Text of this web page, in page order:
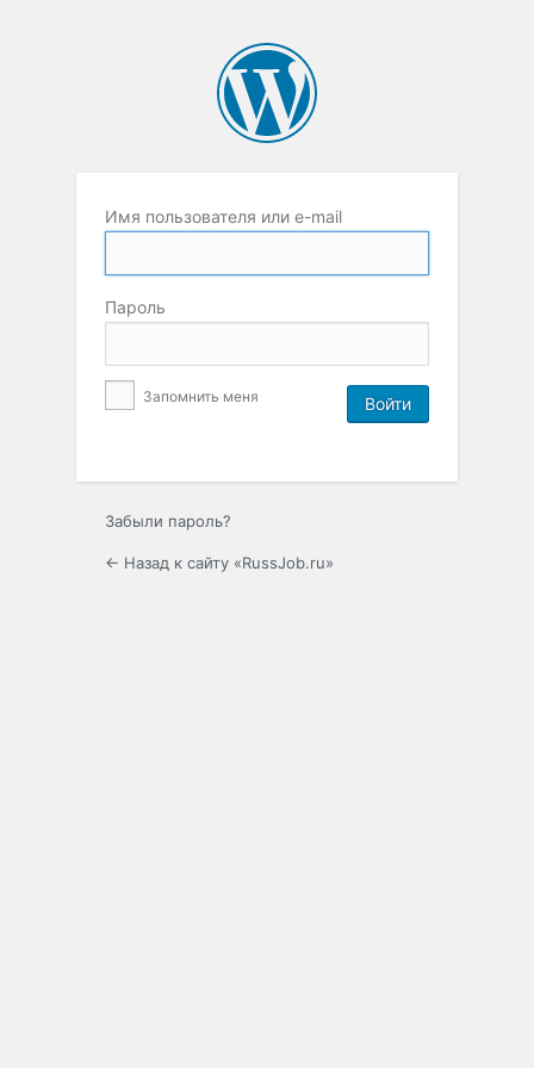
Имя пользователя или e-mail
Пароль
Запомнить меня
Забыли пароль?
← Назад к сайту «RussJob.ru»